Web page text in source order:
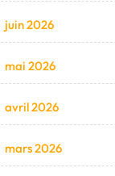
juin 2026
mai 2026
avril 2026
mars 2026